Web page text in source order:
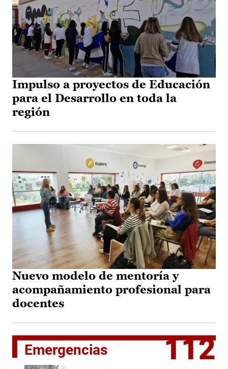
Impulso a proyectos de Educación
para el Desarrollo en toda la
región
Nuevo modelo de mentoría y
acompañamiento profesional para
docentes
Emergencias 112